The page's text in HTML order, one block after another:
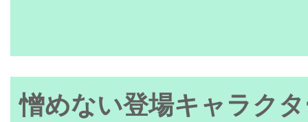
憎めない登場キャラク